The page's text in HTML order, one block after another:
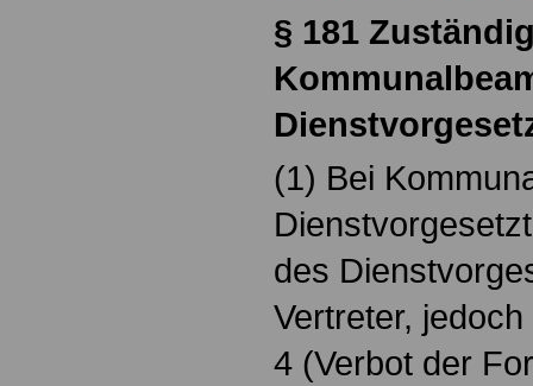
§ 181
(1) Bei
des
Vertreter,
4 (Verbot der